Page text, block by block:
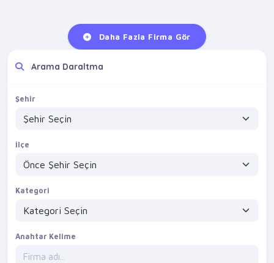
Daha Fazla Firma Gör
Arama Daraltma
Şehir
İlçe
Kategori
Anahtar Kelime